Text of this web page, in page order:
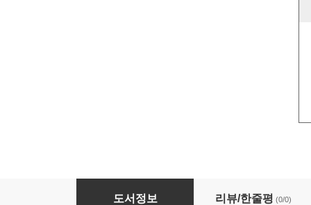
양극성 장애 자녀 양육하기
도서정보 리뷰/한줄평 (0/0)